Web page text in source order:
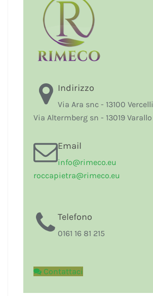
Indirizzo
Via Ara snc - 13100 Vercelli
Via Altermberg sn - 13019 Varallo
Email
info@rimeco.eu
roccapietra@rimeco.eu
Telefono
0161 16 81 215
Contattaci